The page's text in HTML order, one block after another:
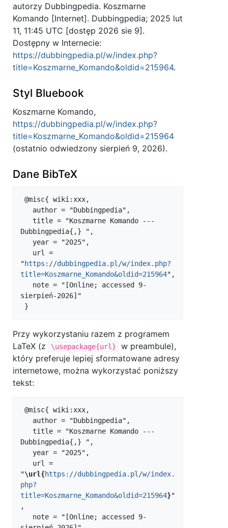
autorzy Dubbingpedia. Koszmarne
Komando [Internet]. Dubbingpedia; 2025 lut
11, 11:45 UTC [dostęp 2026 sie 9].
Dostępny w Internecie:
https://dubbingpedia.pl/w/index.php?
title=Koszmarne_Komando&oldid=215964.
Styl Bluebook
Koszmarne Komando,
https://dubbingpedia.pl/w/index.php?
title=Koszmarne_Komando&oldid=215964
(ostatnio odwiedzony sierpień 9, 2026).
Dane BibTeX
Dubbingpedia{,} ",
"https://dubbingpedia.pl/w/index.php?
title=Koszmarne_Komando&oldid=215964",
sierpień-2026]"
Przy wykorzystaniu razem z programem
LaTeX (z
\usepackage{url}
w preambule),
który preferuje lepiej sformatowane adresy
internetowe, można wykorzystać poniższy
tekst:
Dubbingpedia{,} ",
"\url{https://dubbingpedia.pl/w/index.
php?
title=Koszmarne_Komando&oldid=215964}"
,